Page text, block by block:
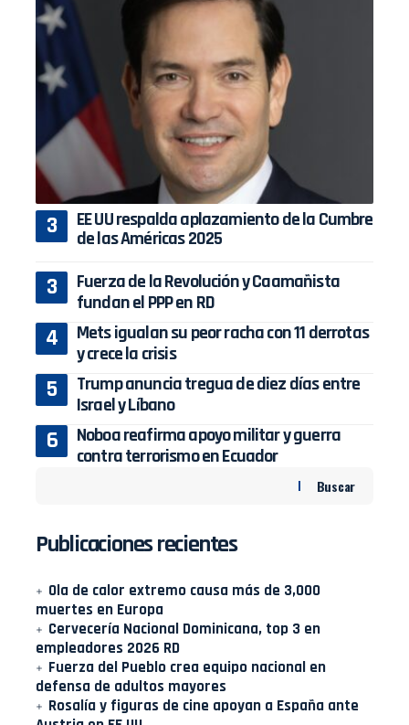
EE UU respalda aplazamiento de la Cumbre
de las Américas 2025
Fuerza de la Revolución y Caamañista
fundan el PPP en RD
Mets igualan su peor racha con 11 derrotas
y crece la crisis
Trump anuncia tregua de diez días entre
Israel y Líbano
Noboa reafirma apoyo militar y guerra
contra terrorismo en Ecuador
Buscar
Publicaciones recientes
Ola de calor extremo causa más de 3,000
muertes en Europa
Cervecería Nacional Dominicana, top 3 en
empleadores 2026 RD
Fuerza del Pueblo crea equipo nacional en
defensa de adultos mayores
Rosalía y figuras de cine apoyan a España ante